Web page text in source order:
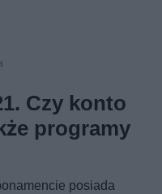
Czy konto
programy
posiada